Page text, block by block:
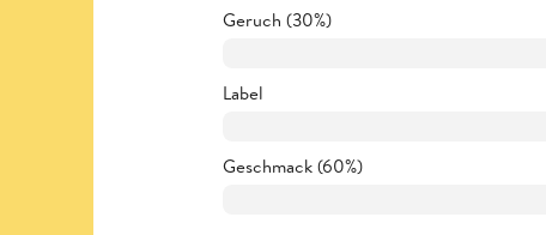
Geruch (30%)
Label
Geschmack (60%)